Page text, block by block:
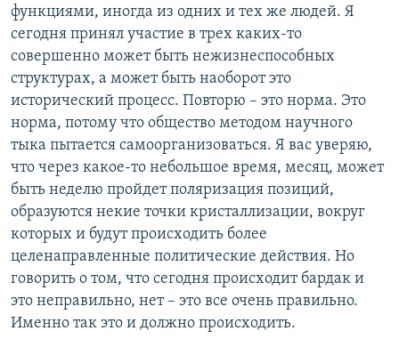
функциями, иногда из одних и тех же людей. Я
сегодня принял участие в трех каких-то
совершенно может быть нежизнеспособных
структурах, а может быть наоборот это
исторический процесс. Повторю – это норма. Это
норма, потому что общество методом научного
тыка пытается самоорганизоваться. Я вас уверяю,
что через какое-то небольшое время, месяц, может
быть неделю пройдет поляризация позиций,
образуются некие точки кристаллизации, вокруг
которых и будут происходить более
целенаправленные политические действия. Но
говорить о том, что сегодня происходит бардак и
это неправильно, нет – это все очень правильно.
Именно так это и должно происходить.